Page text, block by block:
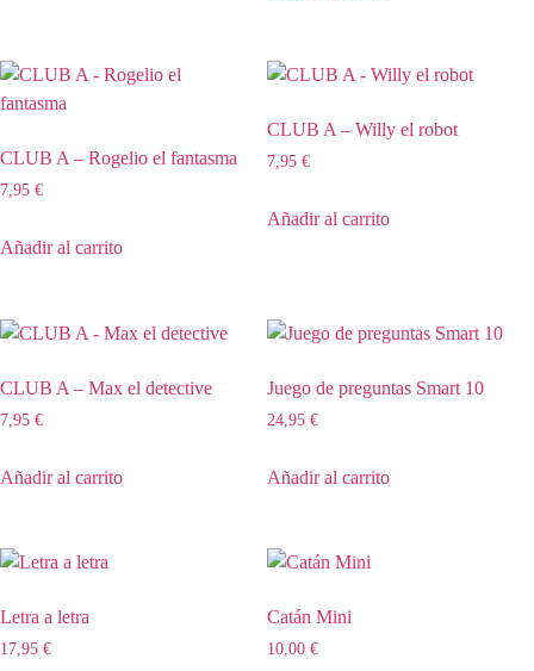
CLUB A – Rogelio el fantasma
7,95 €
Añadir al carrito
CLUB A – Willy el robot
7,95 €
Añadir al carrito
CLUB A – Max el detective
7,95 €
Añadir al carrito
Juego de preguntas Smart 10
24,95 €
Añadir al carrito
Letra a letra
17,95 €
Catán Mini
10,00 €